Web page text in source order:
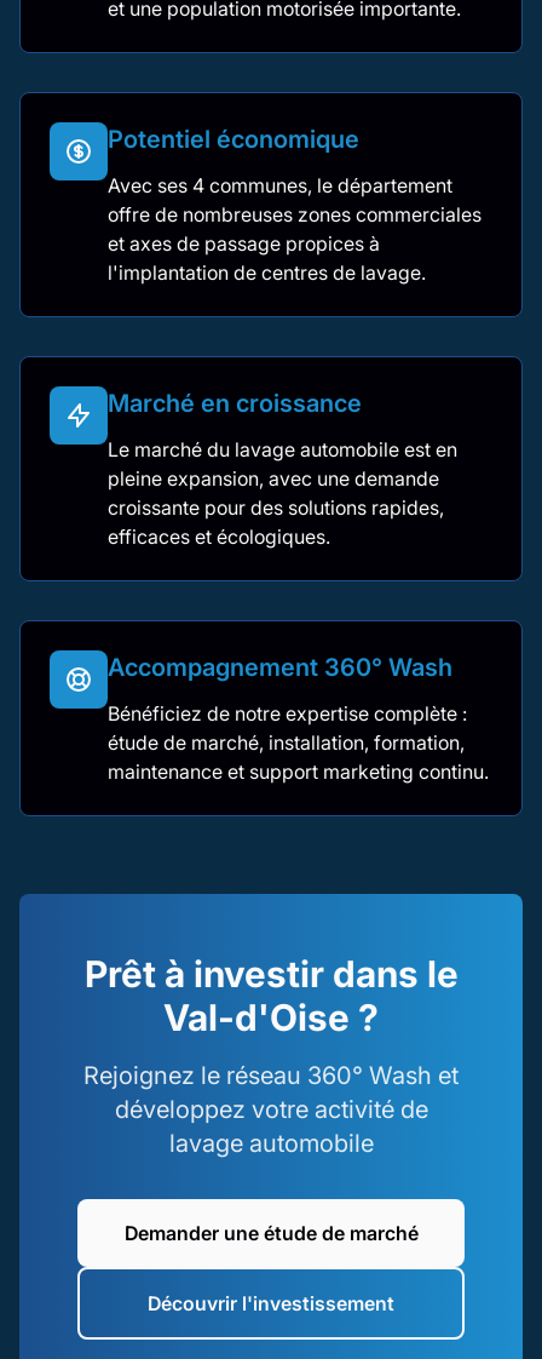
et une population motorisée importante.
Potentiel économique
Avec ses 4 communes, le département
offre de nombreuses zones commerciales
et axes de passage propices à
l'implantation de centres de lavage.
Marché en croissance
Le marché du lavage automobile est en
pleine expansion, avec une demande
croissante pour des solutions rapides,
efficaces et écologiques.
Accompagnement 360° Wash
Bénéficiez de notre expertise complète :
étude de marché, installation, formation,
maintenance et support marketing continu.
Prêt à investir dans le
Val-d'Oise ?
Rejoignez le réseau 360° Wash et
développez votre activité de
lavage automobile
Demander une étude de marché
Découvrir l'investissement